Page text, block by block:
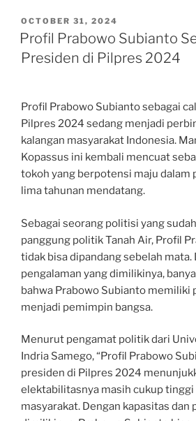
POSTED
ON
OCTOBER 31, 2024
Profil Prabowo Subianto
Presiden di Pilpres 2024
Profil Prabowo Subianto sebagai
Pilpres 2024 sedang menjadi
kalangan masyarakat Indonesia.
Kopassus ini kembali mencuat
tokoh yang berpotensi maju dalam
lima tahunan mendatang.
Sebagai seorang politisi yang
panggung politik Tanah Air, Profil
tidak bisa dipandang sebelah mata.
pengalaman yang dimilikinya,
bahwa Prabowo Subianto memiliki
menjadi pemimpin bangsa.
Menurut pengamat politik dari
Indria Samego, “Profil Prabowo
presiden di Pilpres 2024
elektabilitasnya masih cukup tinggi
masyarakat. Dengan kapasitas dan